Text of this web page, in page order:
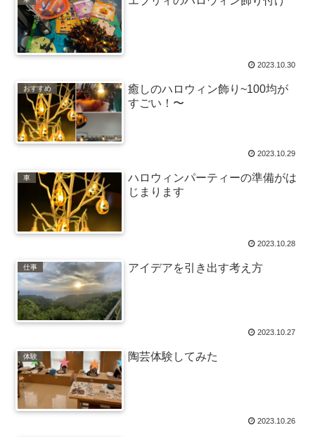
2023.10.30
おすすめ
癒しのハロウィン飾り~100均が
すごい！〜
2023.10.29
車
ハロウィンパーティーの準備がは
じまります
2023.10.28
仕事 アイデアを引き出す考え方
2023.10.27
体験 陶芸体験してみた
2023.10.26